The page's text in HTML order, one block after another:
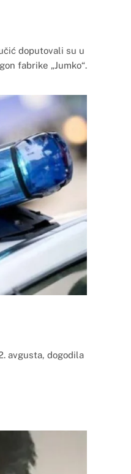
doputovali su u
fabrike „Jumko“.
avgusta, dogodila